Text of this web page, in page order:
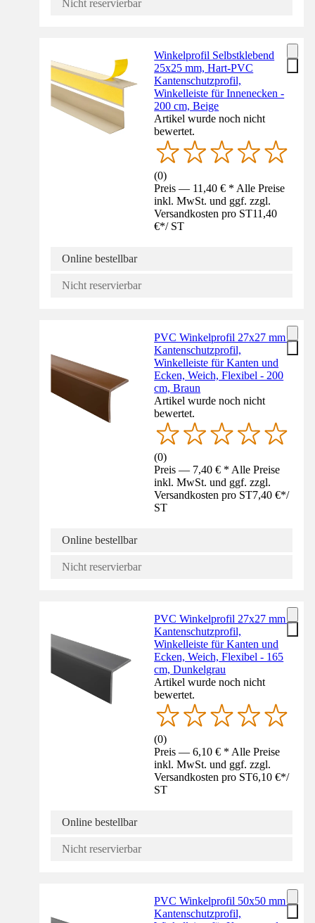
Nicht reservierbar
Winkelprofil Selbstklebend
25x25 mm, Hart-PVC
Kantenschutzprofil,
Winkelleiste für Innenecken -
200 cm, Beige
Artikel wurde noch nicht
bewertet.
(0)
Preis — 11,40 € * Alle Preise
inkl. MwSt. und ggf. zzgl.
Versandkosten pro ST11,40
€*/ ST
Online bestellbar
Nicht reservierbar
PVC Winkelprofil 27x27 mm -
Kantenschutzprofil,
Winkelleiste für Kanten und
Ecken, Weich, Flexibel - 200
cm, Braun
Artikel wurde noch nicht
bewertet.
(0)
Preis — 7,40 € * Alle Preise
inkl. MwSt. und ggf. zzgl.
Versandkosten pro ST7,40 €*/
ST
Online bestellbar
Nicht reservierbar
PVC Winkelprofil 27x27 mm -
Kantenschutzprofil,
Winkelleiste für Kanten und
Ecken, Weich, Flexibel - 165
cm, Dunkelgrau
Artikel wurde noch nicht
bewertet.
(0)
Preis — 6,10 € * Alle Preise
inkl. MwSt. und ggf. zzgl.
Versandkosten pro ST6,10 €*/
ST
Online bestellbar
Nicht reservierbar
PVC Winkelprofil 50x50 mm -
Kantenschutzprofil,